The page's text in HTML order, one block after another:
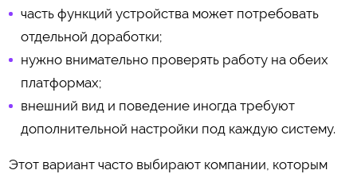
часть функций устройства может потребовать
отдельной доработки;
нужно внимательно проверять работу на обеих
платформах;
внешний вид и поведение иногда требуют
дополнительной настройки под каждую систему.
Этот вариант часто выбирают компании, которым